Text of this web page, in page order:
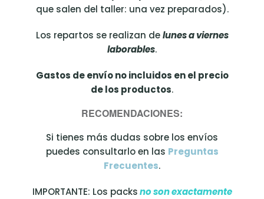
que salen del taller: una vez preparados).
Los repartos se realizan delunes a viernes
laborables.
Gastos de envío no incluidos en el precio
de los productos.
RECOMENDACIONES:
Si tienes más dudas sobre los envíos
puedes consultarlo en las Preguntas
Frecuentes.
IMPORTANTE: Los packsno son exactamente